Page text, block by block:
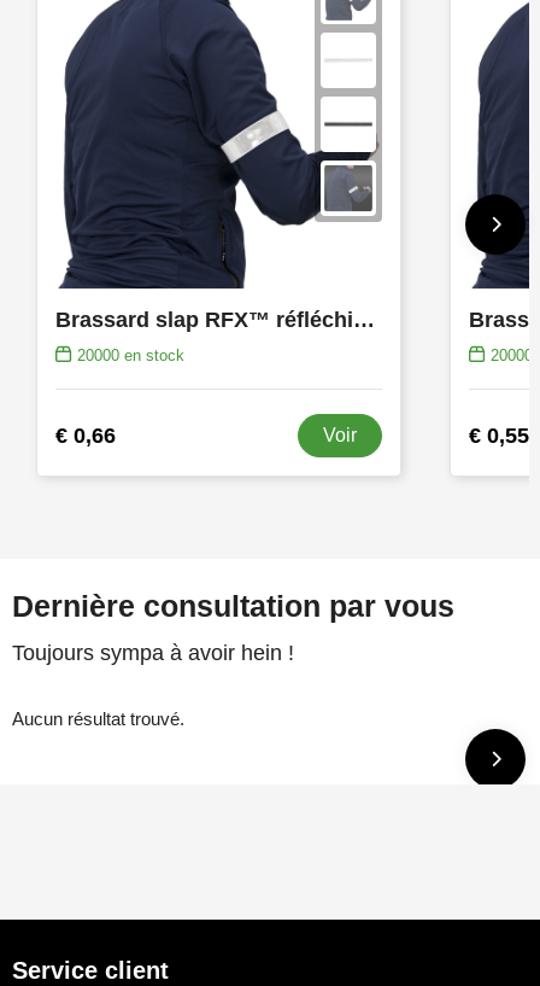
Brassard slap RFX™ réfléchissant de 38 cm en PVC
20000en stock
€ 0,66 Voir
20000
€ 0,55
Dernière consultation par vous
Toujours sympa à avoir hein !
Aucun résultat trouvé.
Service client